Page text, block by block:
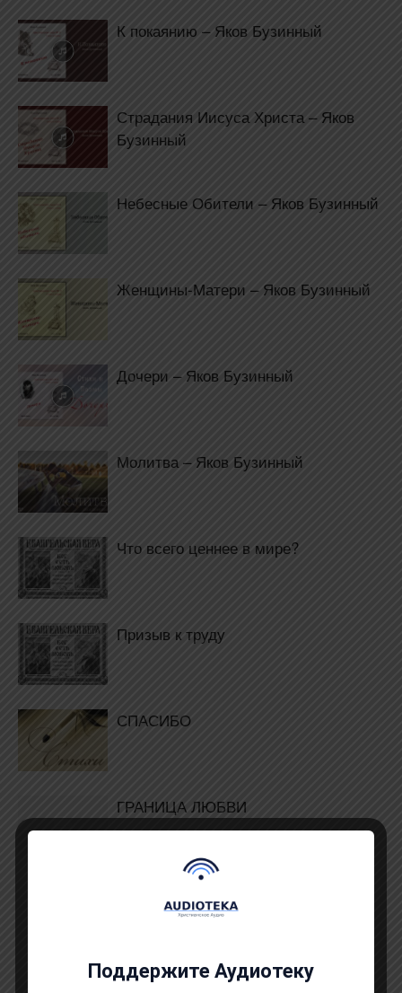
К покаянию – Яков Бузинный
Страдания Иисуса Христа – Яков
Бузинный
Небесные Обители – Яков Бузинный
Женщины-Матери – Яков Бузинный
Дочери – Яков Бузинный
Молитва – Яков Бузинный
Что всего ценнее в мире?
Призыв к труду
СПАСИБО
ГРАНИЦА ЛЮБВИ
Поддержите Аудиотеку